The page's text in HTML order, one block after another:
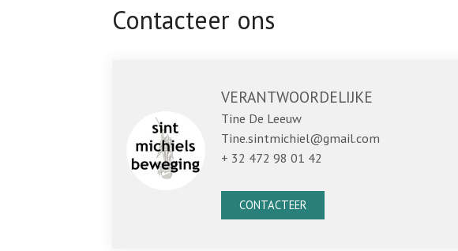
Contacteer ons
VERANTWOORDELIJKE
Tine De Leeuw
Tine.sintmichiel@gmail.com
+ 32 472 98 01 42
CONTACTEER